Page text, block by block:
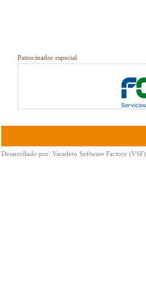
Patrocinador especial
Desarrollado por: Varadero Software Factory (VSF)